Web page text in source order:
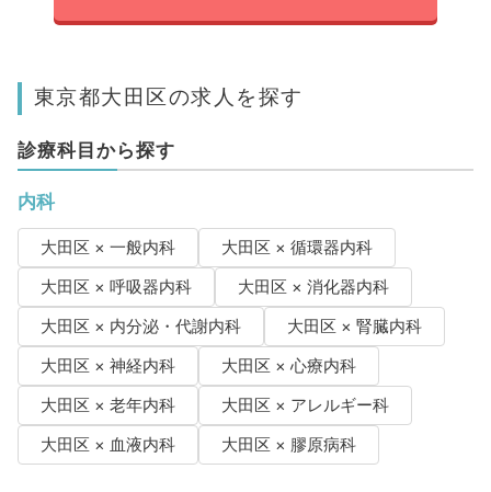
東京都大田区の求人を探す
診療科目から探す
内科
大田区 × 一般内科
大田区 × 循環器内科
大田区 × 呼吸器内科
大田区 × 消化器内科
大田区 × 内分泌・代謝内科
大田区 × 腎臓内科
大田区 × 神経内科
大田区 × 心療内科
大田区 × 老年内科
大田区 × アレルギー科
大田区 × 血液内科
大田区 × 膠原病科